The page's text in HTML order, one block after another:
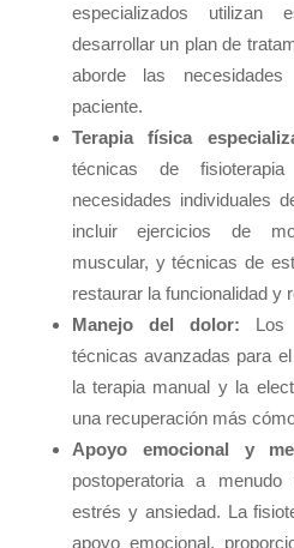
especializados utilizan
desarrollar un plan de
aborde las
paciente.
Terapia física
técnicas de
necesidades individuales
incluir ejercicios de
muscular, y técnicas de
restaurar la funcionalidad y
Manejo del dolor: Los
técnicas avanzadas para
la terapia manual y la
una recuperación más
Apoyo emocional y
postoperatoria a
estrés y ansiedad. La
apoyo emocional,